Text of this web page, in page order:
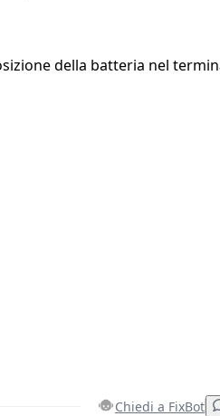
della batteria nel
Chiedi a FixBot